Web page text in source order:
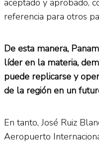
referencia para otros
De esta manera,
líder en la materia,
puede replicarse y
de la región en un
En tanto, José Ruiz
Aeropuerto